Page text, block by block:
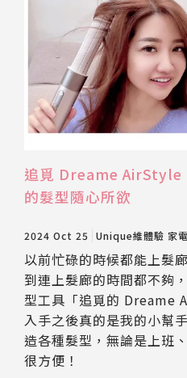
追覓 Dreame AirStyle
的髮型隨心所欲
2024 Oct 25 Unique維體驗 家
以前忙碌的時候都能上髮
到連上髮廊的時間都不夠
型工具「追覓的 Dreame
入手之後真的是我的小幫
造各種髮型，無論是上班
很方便！